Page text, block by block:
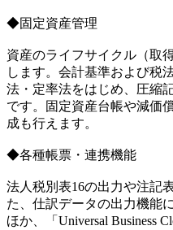
◆固定資産管理
資産のライフサイクル（取
します。会計基準および税
法・定率法をはじめ、圧縮
です。固定資産台帳や減価
成も行えます。
◆各種帳票・連携機能
法人税別表16の出力や注記
た、仕訳データの出力機能
ほか、「Universal Business